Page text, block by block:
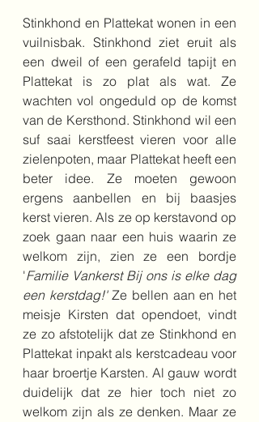
Stinkhond en Plattekat wonen in een
vuilnisbak. Stinkhond ziet eruit als
een dweil of een gerafeld tapijt en
Plattekat is zo plat als wat. Ze
wachten vol ongeduld op de komst
van de Kersthond. Stinkhond wil een
suf saai kerstfeest vieren voor alle
zielenpoten, maar Plattekat heeft een
beter idee. Ze moeten gewoon
ergens aanbellen en bij baasjes
kerst vieren. Als ze op kerstavond op
zoek gaan naar een huis waarin ze
welkom zijn, zien ze een bordje
'Familie Vankerst Bij ons is elke dag
een kerstdag!' Ze bellen aan en het
meisje Kirsten dat opendoet, vindt
ze zo afstotelijk dat ze Stinkhond en
Plattekat inpakt als kerstcadeau voor
haar broertje Karsten. Al gauw wordt
duidelijk dat ze hier toch niet zo
welkom zijn als ze denken. Maar ze